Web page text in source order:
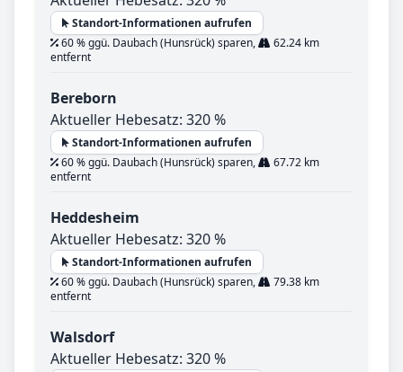
Standort-Informationen aufrufen
60 % ggü. Daubach (Hunsrück) sparen,
62.24 km
entfernt
Bereborn
Aktueller Hebesatz: 320 %
Standort-Informationen aufrufen
60 % ggü. Daubach (Hunsrück) sparen,
67.72 km
entfernt
Heddesheim
Aktueller Hebesatz: 320 %
Standort-Informationen aufrufen
60 % ggü. Daubach (Hunsrück) sparen,
79.38 km
entfernt
Walsdorf
Aktueller Hebesatz: 320 %